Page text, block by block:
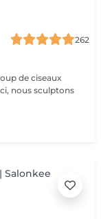
262
de ciseaux
nous sculptons